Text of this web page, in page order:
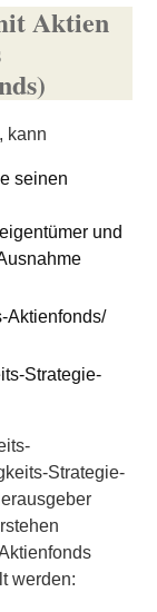
Aktien
kann
seinen
und
Aktienfonds/
Strategie-
Strategie-
werden: